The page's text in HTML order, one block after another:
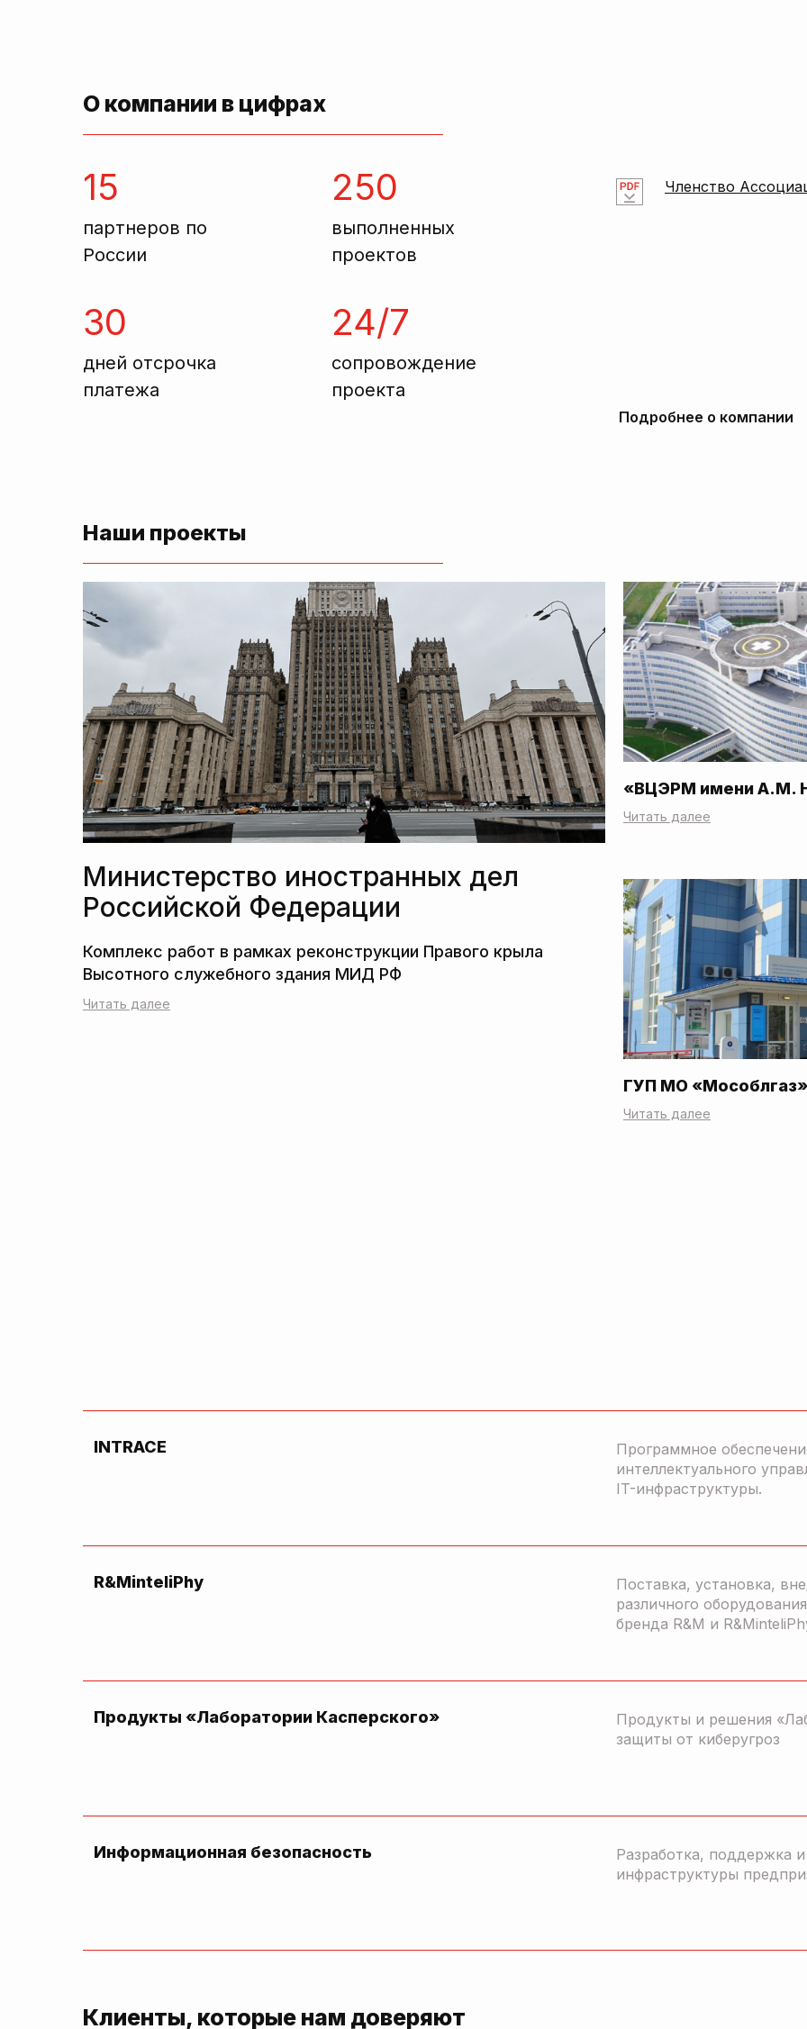
О компании в цифрах
15
партнеров по
России
250
выполненных
проектов
30
дней отсрочка
платежа
24/7
сопровождение
проекта
Членство
Подробнее о компании
Наши проекты
«ВЦЭРМ имени А.М.
Читать далее
Министерство иностранных дел
Российской Федерации
Читать далее
ГУП МО «Мособлгаз»
Читать далее
INTRACE
Программное
интеллектуального
IT-инфраструктуры.
R&MinteliPhy
Поставка, установка,
различного
бренда R&M и
Продукты «Лаборатории Касперского»
Продукты и решения
защиты от киберугроз
Информационная безопасность
Разработка, поддержка
инфраструктуры
Клиенты, которые нам доверяют